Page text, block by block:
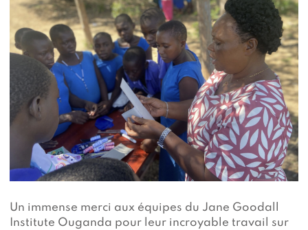
Un immense merci aux équipes du Jane Goodall
Institute Ouganda pour leur incroyable travail sur